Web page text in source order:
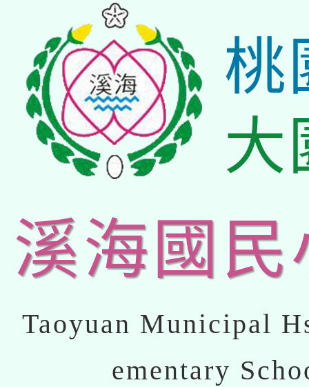
桃
大
溪海國民
Taoyuan Municipal
ementary